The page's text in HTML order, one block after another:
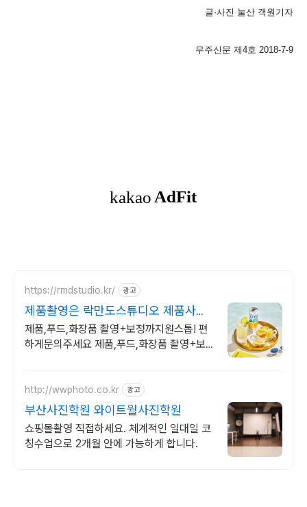
글·사진 눌산 객원기자
무주신문 제4호 2018-7-9
https://rmdstudio.kr/ 광고
제품촬영은 락만도스튜디오 제품사진
촬영전문
제품,푸드,화장품 촬영+보정까지원스톱! 편
하게문의주세요 제품,푸드,화장품 촬영+보
http://wwphoto.co.kr 광고
부산사진학원 와이트월사진학원
쇼핑몰촬영 직접하세요. 체계적인 일대일 코
칭수업으로 2개월 안에 가능하게 합니다.